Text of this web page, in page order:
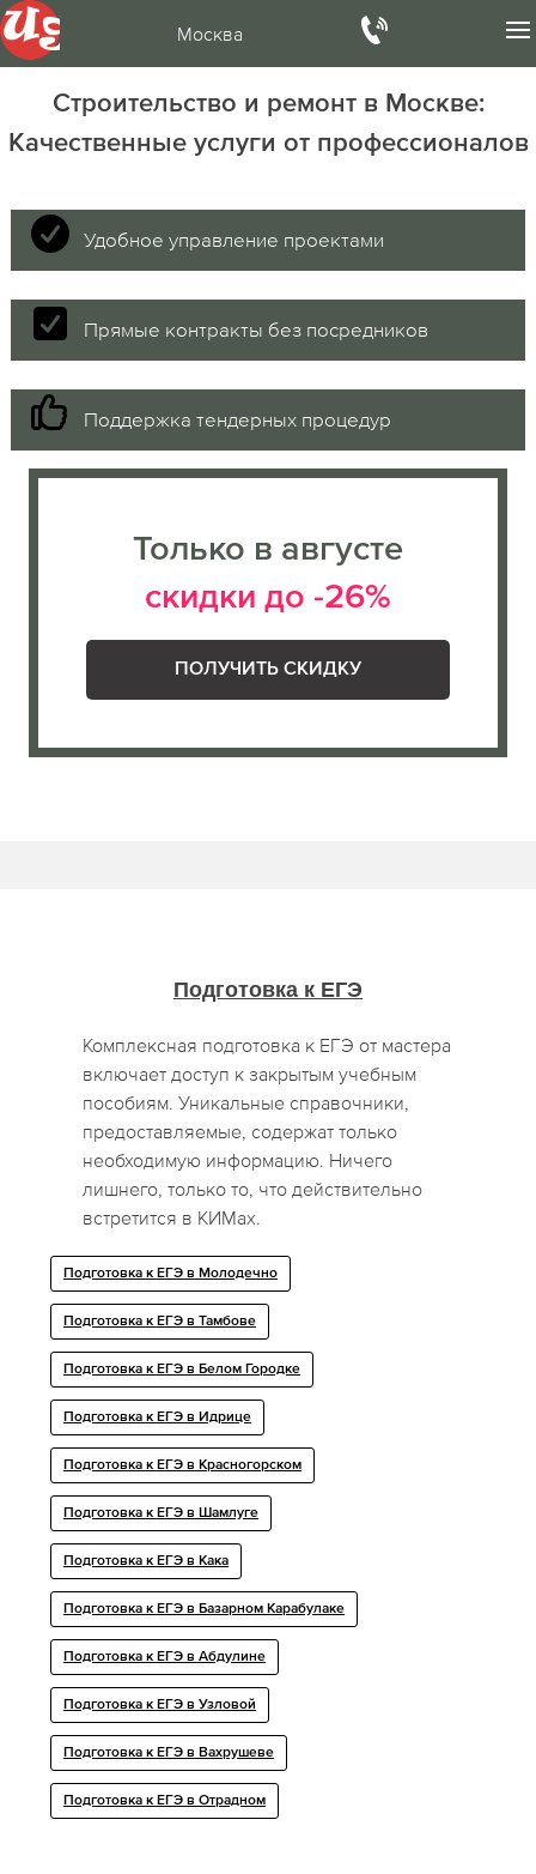
Москва
Строительство и ремонт в Москве:
Качественные услуги от профессионалов
Удобное управление проектами
Прямые контракты без посредников
Поддержка тендерных процедур
Только в августе
скидки до -26%
ПОЛУЧИТЬ СКИДКУ
Подготовка к ЕГЭ
Комплексная подготовка к ЕГЭ от мастера
включает доступ к закрытым учебным
пособиям. Уникальные справочники,
предоставляемые, содержат только
необходимую информацию. Ничего
лишнего, только то, что действительно
встретится в КИМах.
Подготовка к ЕГЭ в Молодечно
Подготовка к ЕГЭ в Тамбове
Подготовка к ЕГЭ в Белом Городке
Подготовка к ЕГЭ в Идрице
Подготовка к ЕГЭ в Красногорском
Подготовка к ЕГЭ в Шамлуге
Подготовка к ЕГЭ в Кака
Подготовка к ЕГЭ в Базарном Карабулаке
Подготовка к ЕГЭ в Абдулине
Подготовка к ЕГЭ в Узловой
Подготовка к ЕГЭ в Вахрушеве
Подготовка к ЕГЭ в Отрадном